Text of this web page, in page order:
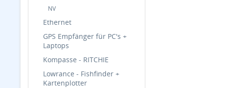
NV
Ethernet
GPS Empfänger für PC's +
Laptops
Kompasse - RITCHIE
Lowrance - Fishfinder +
Kartenplotter